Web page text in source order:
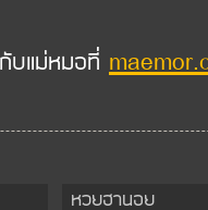
บแม่หมอที่
หวยฮานอย